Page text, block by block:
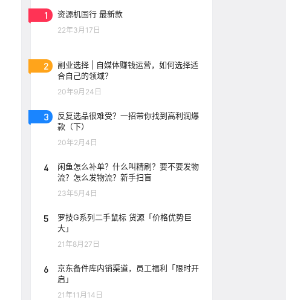
1 资源机国行 最新款
22年3月17日
2
副业选择 | 自媒体赚钱运营，如何选择适
合自己的领域？
20年9月24日
3
反复选品很难受？一招带你找到高利润爆
款（下）
20年2月4日
4
闲鱼怎么补单？什么叫精刷？要不要发物
流？怎么发物流？新手扫盲
23年5月4日
5
罗技G系列二手鼠标 货源「价格优势巨
大」
21年8月27日
6
京东备件库内销渠道，员工福利「限时开
启」
21年11月14日